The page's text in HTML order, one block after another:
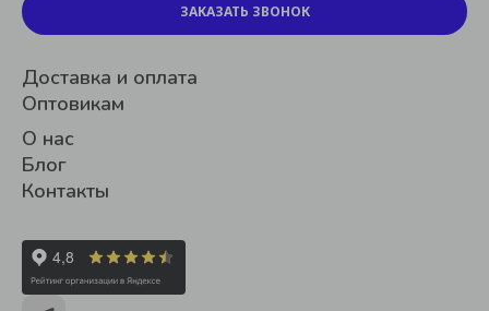
Доставка и оплата
Оптовикам
О нас
Блог
Контакты
ЗАКАЗАТЬ ЗВОНОК